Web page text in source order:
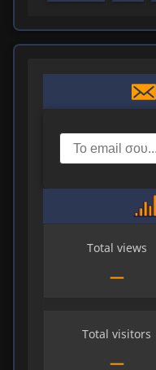
Total views
—
Total visitors
—